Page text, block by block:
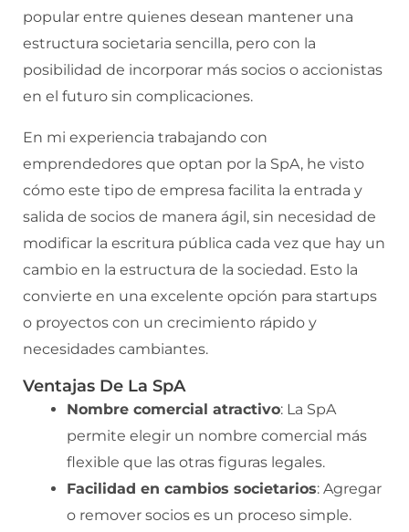
popular entre quienes desean mantener una
estructura societaria sencilla, pero con la
posibilidad de incorporar más socios o accionistas
en el futuro sin complicaciones.
En mi experiencia trabajando con
emprendedores que optan por la SpA, he visto
cómo este tipo de empresa facilita la entrada y
salida de socios de manera ágil, sin necesidad de
modificar la escritura pública cada vez que hay un
cambio en la estructura de la sociedad. Esto la
convierte en una excelente opción para startups
o proyectos con un crecimiento rápido y
necesidades cambiantes.
Ventajas De La SpA
Nombre comercial atractivo: La SpA
permite elegir un nombre comercial más
flexible que las otras figuras legales.
Facilidad en cambios societarios: Agregar
o remover socios es un proceso simple.